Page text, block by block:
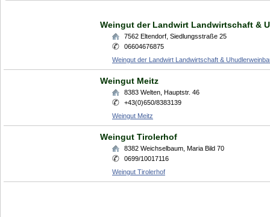
Weingut der Landwirt Landwirtschaft &
7562 Eltendorf Siedlungsstraße 25
06604676875
Weingut der Landwirt Landwirtschaft &
Weingut Meitz
8383 Welten Hauptstr. 46
+43(0)650/8383139
Weingut Meitz
Weingut Tirolerhof
8382 Weichselbaum Maria Bild 70
0699/10017116
Weingut Tirolerhof